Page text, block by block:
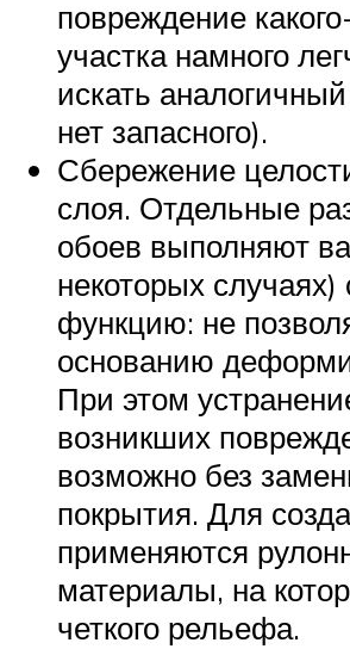
повреждение
участка намного
искать
нет запасного).
Сбережение
слоя. Отдельные
обоев выполняют
некоторых
функцию: не
основанию
При этом
возникших
возможно без
покрытия. Для
применяются
материалы, на
четкого рельефа.